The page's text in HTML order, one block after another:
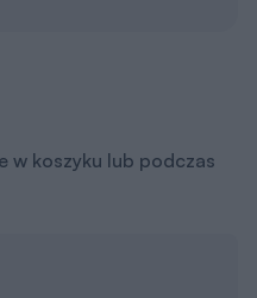
w koszyku lub podczas